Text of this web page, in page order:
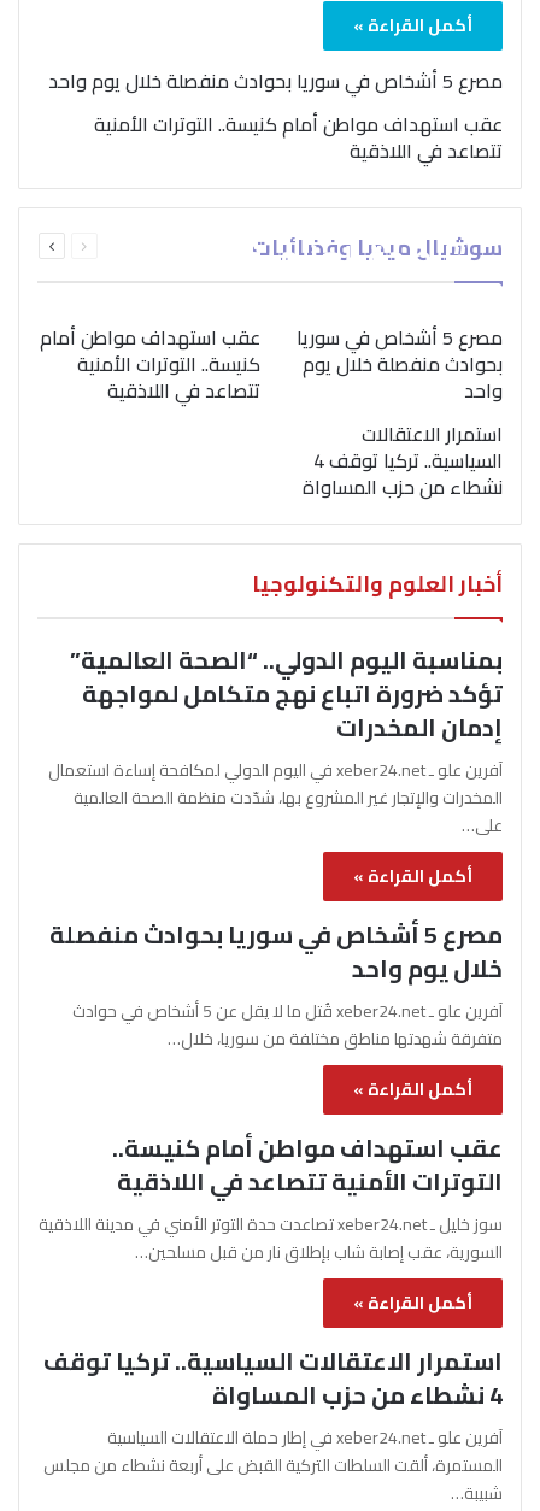
أكمل القراءة »
مصرع 5 أشخاص في سوريا بحوادث منفصلة خلال يوم واحد
عقب استهداف مواطن أمام كنيسة.. التوترات الأمنية
تتصاعد في اللاذقية
سوشيال ميديا وفضائيات الصفحةالصفحة
بمناسبة اليوم الدولي..
“الصحة العالمية” تؤكد
ضرورة اتباع نهج متكامل
لمواجهة إدمان المخدرات
مصرع 5 أشخاص في سوريا
بحوادث منفصلة خلال يوم
واحد
عقب استهداف مواطن أمام
كنيسة.. التوترات الأمنية
تتصاعد في اللاذقية
استمرار الاعتقالات
السياسية.. تركيا توقف 4
نشطاء من حزب المساواة
أخبار العلوم والتكنولوجيا
بمناسبة اليوم الدولي.. “الصحة العالمية”
تؤكد ضرورة اتباع نهج متكامل لمواجهة
إدمان المخدرات
آفرين علو ـ xeber24.net في اليوم الدولي لمكافحة إساءة استعمال
المخدرات والإتجار غير المشروع بها، شدّدت منظمة الصحة العالمية
على…
أكمل القراءة »
مصرع 5 أشخاص في سوريا بحوادث منفصلة
خلال يوم واحد
آفرين علو ـ xeber24.net قُتل ما لا يقل عن 5 أشخاص في حوادث
متفرقة شهدتها مناطق مختلفة من سوريا، خلال…
أكمل القراءة »
عقب استهداف مواطن أمام كنيسة..
التوترات الأمنية تتصاعد في اللاذقية
سوز خليل ـ xeber24.net تصاعدت حدة التوتر الأمني في مدينة اللاذقية
السورية، عقب إصابة شاب بإطلاق نار من قبل مسلحين…
أكمل القراءة »
استمرار الاعتقالات السياسية.. تركيا توقف
4 نشطاء من حزب المساواة
آفرين علو ـ xeber24.net في إطار حملة الاعتقالات السياسية
المستمرة، ألقت السلطات التركية القبض على أربعة نشطاء من مجلس
شبيبة…